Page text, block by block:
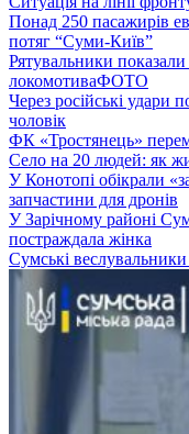
Понад 250 пасажирів
потяг “Суми-Київ”
Рятувальники
локомотиваФОТО
Через російські удари
чоловік
ФК «Тростянець»
Село на 20 людей: як
У Конотопі обікрали
запчастини для дронів
У Зарічному районі
постраждала жінка
Сумські